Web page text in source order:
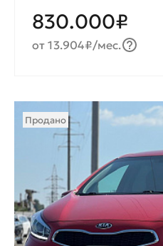
830.000₽
от 13.904₽/мес.
Продано